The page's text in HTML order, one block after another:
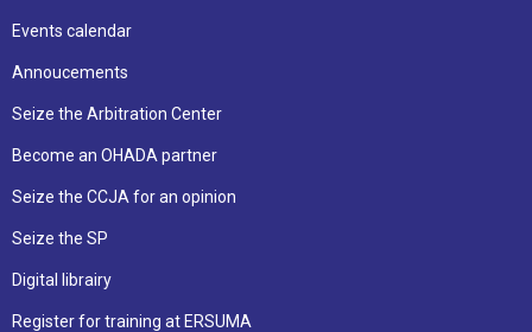
Events calendar
Annoucements
Seize the Arbitration Center
Become an OHADA partner
Seize the CCJA for an opinion
Seize the SP
Digital librairy
Register for training at ERSUMA